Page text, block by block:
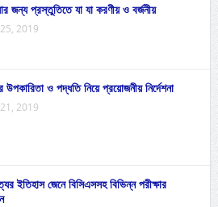
জন্য প্রস্তুতিতে যা যা করণীয় ও বর্জনীয়
2019
উপকারিতা ও পদ্ধতি নিয়ে প্রয়োজনীয় নির্দেশনা
2019
ইতিহাস জেনে বিসিএসসহ বিভিন্ন পরীক্ষার